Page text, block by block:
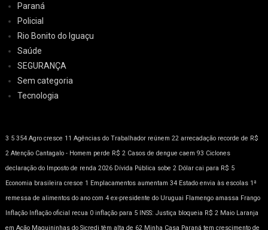
Paraná
Policial
Rio Bonito do Iguaçu
Saúde
SEGURANÇA
Sem categoria
Tecnologia
3 5 354 Agro cresce 11 Agências do Trabalhador reúnem 22 arrecadação recorde de R$
2 Atenção Cantagalo - Homem perde R$ 2 Casos de dengue caem 93 Ciclones
declaração do Imposto de renda 2026 Dívida Pública sobe 2 Dólar cai para R$ 5
Economia brasileira cresce 1 Emplacamentos aumentam 34 Estado envia às escolas 1ª
remessa de alimentos do ano com 4 ex-presidente do Uruguai Flamengo amassa Frango
Inflação Inflação oficial recua 0 inflação para 5 INSS: Justiça bloqueia R$ 2 Maio Laranja
em Ação Maquininhas do Sicredi têm alta de 62 Minha Casa Paraná tem crescimento de